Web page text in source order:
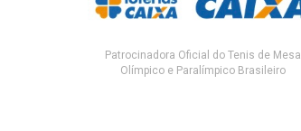
Patrocinadora Oficial do Tenis de Mesa
Olímpico e Paralímpico Brasileiro